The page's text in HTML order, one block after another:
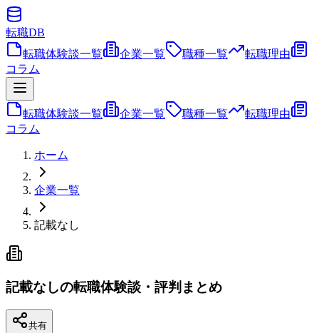
転職DB
転職体験談一覧
企業一覧 職種一覧
転職理由
コラム
転職体験談一覧 企業一覧 職種一覧
転職理由
コラム
ホーム
企業一覧
記載なし
記載なしの転職体験談・評判まとめ
共有